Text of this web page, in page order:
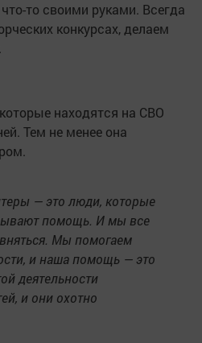
то своими руками. Всегда
конкурсах, делаем
находятся на СВО
Тем не менее она
— это люди, которые
помощь. И мы все
Мы помогаем
и наша помощь — это
деятельности
и они охотно